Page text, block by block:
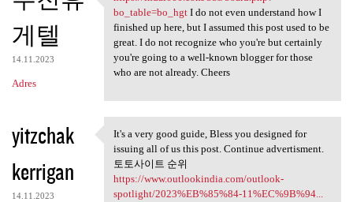
게텔
14.11.2023
Adres
https://indal666.com/bbs
bo_table=bo_hgtI do not even understand how I
finished up here, but I assumed this post used to be
great. I do not recognize who you're but certainly
you're going to a well-known blogger for those
who are not already. Cheers
yitzchak
kerrigan
14.11.2023
It's a very good guide, Bless
It's a very good guide, Bless you designed for
issuing all of us this post. Continue advertisment.
토토사이트 순위
https://www.outlookindia.com/outlook-
spotlight/2023%EB%85%84-11%EC%9B%94...